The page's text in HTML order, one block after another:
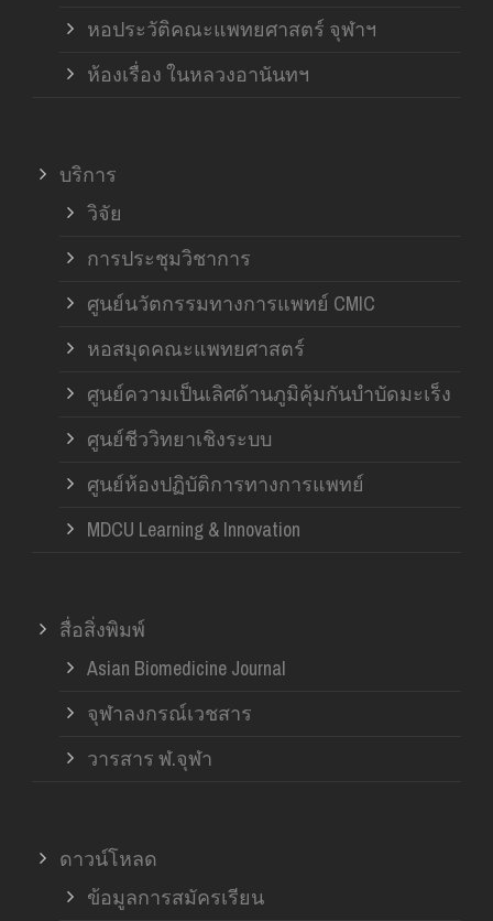
หอประวัติคณะแพทยศาสตร์ จุฬาฯ
ห้องเรื่อง ในหลวงอานันทฯ
บริการ
วิจัย
การประชุมวิชาการ
ศูนย์นวัตกรรมทางการแพทย์ CMIC
หอสมุดคณะแพทยศาสตร์
ศูนย์ความเป็นเลิศด้านภูมิคุ้มกันบำบัดมะเร็ง
ศูนย์ชีววิทยาเชิงระบบ
ศูนย์ห้องปฏิบัติการทางการแพทย์
MDCU Learning & Innovation
สื่อสิ่งพิมพ์
Asian Biomedicine Journal
จุฬาลงกรณ์เวชสาร
วารสาร ฬ.จุฬา
ดาวน์โหลด
ข้อมูลการสมัครเรียน